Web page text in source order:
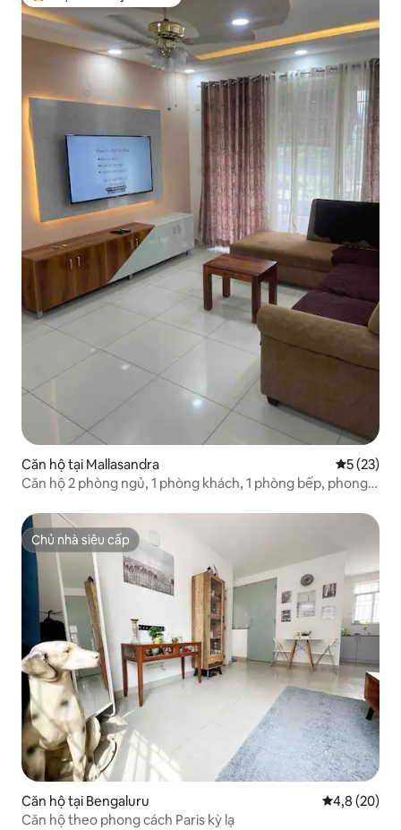
Căn hộ tại Mallasandra Xếp hạng
5 (23)
Căn hộ 2 phòng ngủ, 1 phòng khách, 1 phòng bếp, phong
Chủ nhà siêu cấp
Chủ nhà siêu cấp
Căn hộ tại Bengaluru Xếp hạng
4,8 (20)
Căn hộ theo phong cách Paris kỳ lạ